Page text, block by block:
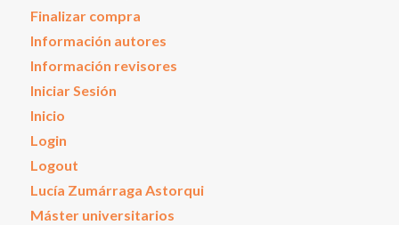
Finalizar compra
Información autores
Información revisores
Iniciar Sesión
Inicio
Login
Logout
Lucía Zumárraga Astorqui
Máster universitarios